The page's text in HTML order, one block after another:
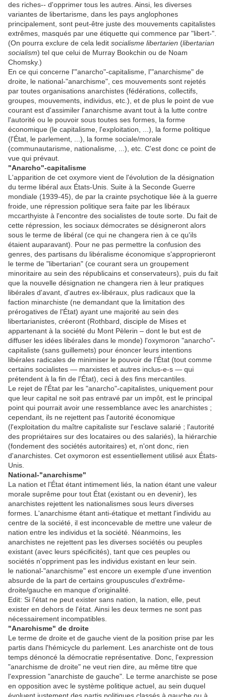
des riches-- d'opprimer tous les autres. Ainsi, les diverses
variantes de libertarisme, dans les pays anglophones
principalement, sont peut-être juste des mouvements capitalistes
extrêmes, masqués par une étiquette qui commence par "libert-".
(On pourra exclure de cela ledit socialisme libertarien (libertarian
socialism) tel que celui de Murray Bookchin ou de Noam
Chomsky.)
En ce qui concerne l'"anarcho"-capitalisme, l'"anarchisme" de
droite, le national-"anarchisme", ces mouvements sont rejetés
par toutes organisations anarchistes (fédérations, collectifs,
groupes, mouvements, individus, etc.), et de plus le point de vue
courant est d'assimiler l'anarchisme avant tout à la lutte contre
l'autorité ou le pouvoir sous toutes ses formes, la forme
économique (le capitalisme, l'exploitation, ...), la forme politique
(l'État, le parlement, ...), la forme sociale/morale
(communautarisme, nationalisme, ...), etc. C'est donc ce point de
vue qui prévaut.
"Anarcho"-capitalisme
L'apparition de cet oxymore vient de l'évolution de la désignation
du terme libéral aux États-Unis. Suite à la Seconde Guerre
mondiale (1939-45), de par la crainte psychotique liée à la guerre
froide, une répression politique sera faite par les libéraux
mccarthyiste à l'encontre des socialistes de toute sorte. Du fait de
cette répression, les sociaux démocrates se désigneront alors
sous le terme de libéral (ce qui ne changera rien à ce qu'ils
étaient auparavant). Pour ne pas permettre la confusion des
genres, des partisans du libéralisme économique s'approprieront
le terme de "libertarian" (ce courant sera un groupement
minoritaire au sein des républicains et conservateurs), puis du fait
que la nouvelle désignation ne changera rien à leur pratiques
libérales d'avant, d'autres ex-libéraux, plus radicaux que la
faction minarchiste (ne demandant que la limitation des
prérogatives de l'État) ayant une majorité au sein des
libertarianistes, créeront (Rothbard, disciple de Mises et
appartenant à la société du Mont Pèlerin – dont le but est de
diffuser les idées libérales dans le monde) l'oxymoron "anarcho"-
capitaliste (sans guillemets) pour énoncer leurs intentions
libérales radicales de minimiser le pouvoir de l'État (tout comme
certains socialistes — marxistes et autres inclus-e-s — qui
prétendent à la fin de l'État), ceci à des fins mercantiles.
Le rejet de l'État par les "anarcho"-capitalistes, uniquement pour
que leur capital ne soit pas entravé par un impôt, est le principal
point qui pourrait avoir une ressemblance avec les anarchistes ;
cependant, ils ne rejettent pas l'autorité économique
(l'exploitation du maître capitaliste sur l'esclave salarié ; l'autorité
des propriétaires sur des locataires ou des salariés), la hiérarchie
(fondement des sociétés autoritaires) et, n'ont donc, rien
d'anarchistes. Cet oxymoron est essentiellement utilisé aux États-
Unis.
National-"anarchisme"
La nation et l'État étant intimement liés, la nation étant une valeur
morale suprême pour tout État (existant ou en devenir), les
anarchistes rejettent les nationalismes sous leurs diverses
formes. L'anarchisme étant anti-étatique et mettant l'individu au
centre de la société, il est inconcevable de mettre une valeur de
nation entre les individus et la société. Néanmoins, les
anarchistes ne rejettent pas les diverses sociétés ou peuples
existant (avec leurs spécificités), tant que ces peuples ou
sociétés n'oppriment pas les individus existant en leur sein.
le national-"anarchisme" est encore un exemple d'une invention
absurde de la part de certains groupuscules d'extrême-
droite/gauche en manque d'originalité.
Edit: Si l'état ne peut exister sans nation, la nation, elle, peut
exister en dehors de l'état. Ainsi les deux termes ne sont pas
nécessairement incompatibles.
"Anarchisme" de droite
Le terme de droite et de gauche vient de la position prise par les
partis dans l'hémicycle du parlement. Les anarchiste ont de tous
temps dénoncé la démocratie représentative. Donc, l'expression
"anarchisme de droite" ne veut rien dire, au même titre que
l'expression "anarchiste de gauche". Le terme anarchiste se pose
en opposition avec le système politique actuel, au sein duquel